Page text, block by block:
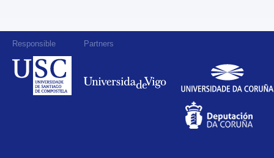
Responsible Partners